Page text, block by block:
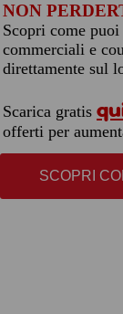
NON
Scopri come
commerciali e
direttamente sul
Scarica gratis
offerti per
SCOPRI